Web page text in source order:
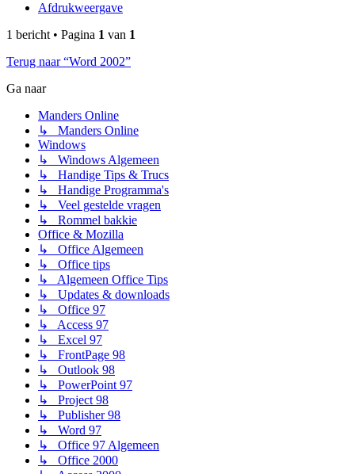
Afdrukweergave
1 bericht • Pagina 1 van 1
Terug naar “Word 2002”
Ga naar
Manders Online
↳ Manders Online
Windows
↳ Windows Algemeen
↳ Handige Tips & Trucs
↳ Handige Programma's
↳ Veel gestelde vragen
↳ Rommel bakkie
Office & Mozilla
↳ Office Algemeen
↳ Office tips
↳ Algemeen Office Tips
↳ Updates & downloads
↳ Office 97
↳ Access 97
↳ Excel 97
↳ FrontPage 98
↳ Outlook 98
↳ PowerPoint 97
↳ Project 98
↳ Publisher 98
↳ Word 97
↳ Office 97 Algemeen
↳ Office 2000